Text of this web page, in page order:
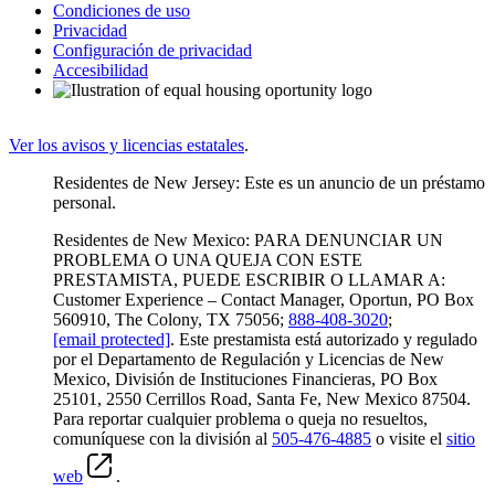
Condiciones de uso
Privacidad
Configuración de privacidad
Accesibilidad
Ver los avisos y licencias estatales.
Residentes de New Jersey: Este es un anuncio de un préstamo
personal.
Residentes de New Mexico: PARA DENUNCIAR UN
PROBLEMA O UNA QUEJA CON ESTE
PRESTAMISTA, PUEDE ESCRIBIR O LLAMAR A:
Customer Experience – Contact Manager, Oportun, PO Box
560910, The Colony, TX 75056; 888-408-3020;
[email protected]. Este prestamista está autorizado y regulado
por el Departamento de Regulación y Licencias de New
Mexico, División de Instituciones Financieras, PO Box
25101, 2550 Cerrillos Road, Santa Fe, New Mexico 87504.
Para reportar cualquier problema o queja no resueltos,
comuníquese con la división al 505-476-4885 o visite el sitio
web
.